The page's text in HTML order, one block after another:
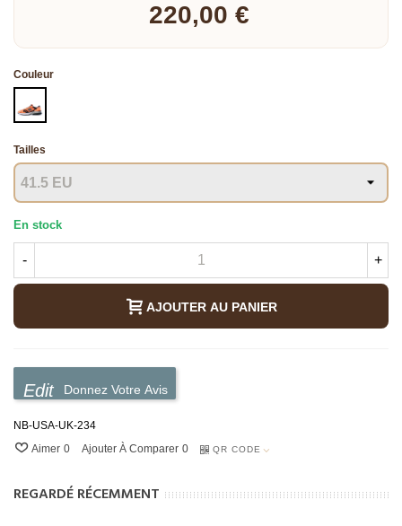
220,00 €
Couleur
Tailles
En stock
- +
AJOUTER AU PANIER
Donnez Votre Avis
NB-USA-UK-234
Aimer 0 Ajouter À Comparer 0 QR CODE
REGARDÉ RÉCEMMENT